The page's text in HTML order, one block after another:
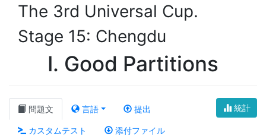
The 3rd Universal Cup.
Stage 15: Chengdu
I. Good Partitions
統計
問題文 言語 提出
カスタムテスト 添付ファイル